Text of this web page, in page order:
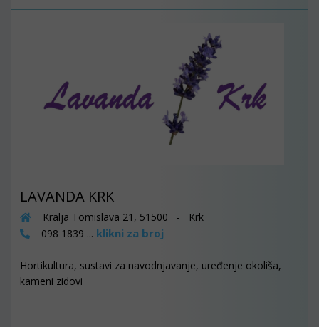
LAVANDA KRK
Kralja Tomislava 21, 51500 - Krk
098 1839 ... klikni za broj
Hortikultura, sustavi za navodnjavanje, uređenje okoliša,
kameni zidovi